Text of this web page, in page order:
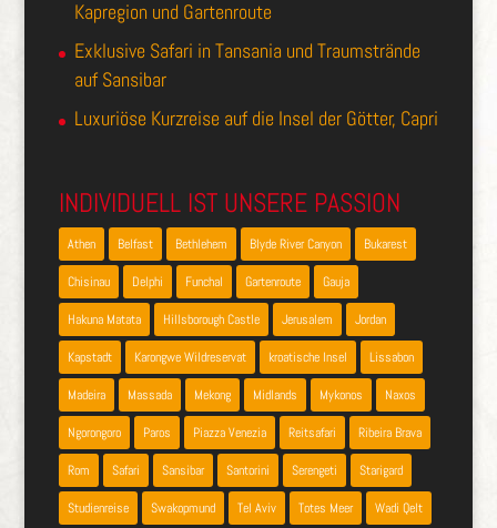
Kapregion und Gartenroute
Exklusive Safari in Tansania und Traumstrände
auf Sansibar
Luxuriöse Kurzreise auf die Insel der Götter, Capri
INDIVIDUELL IST UNSERE PASSION
Athen Belfast Bethlehem Blyde River Canyon Bukarest
Chisinau Delphi Funchal Gartenroute Gauja
Hakuna Matata Hillsborough Castle Jerusalem Jordan
Kapstadt Karongwe Wildreservat kroatische Insel Lissabon
Madeira Massada Mekong Midlands Mykonos Naxos
Ngorongoro Paros Piazza Venezia Reitsafari Ribeira Brava
Rom Safari Sansibar Santorini Serengeti Starigard
Studienreise Swakopmund Tel Aviv Totes Meer Wadi Qelt